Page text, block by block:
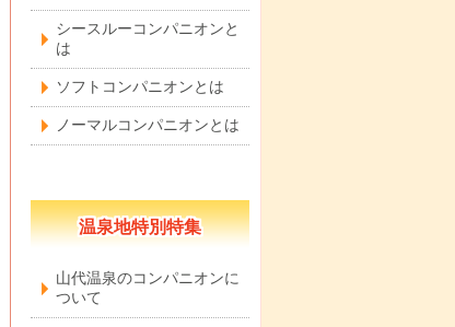
シースルーコンパニオンと
は
ソフトコンパニオンとは
ノーマルコンパニオンとは
温泉地特別特集
山代温泉のコンパニオンに
ついて